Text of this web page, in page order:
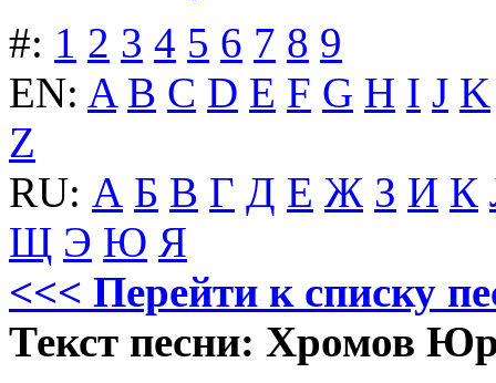
#: 1 2 3 4 5 6 7 8 9
EN: A B C D E F G H I J K
Z
RU: А Б В Г Д Е Ж З И К
Щ Э Ю Я
<<< Перейти к списку
Текст песни: Хромов